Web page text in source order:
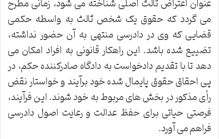
می گردد که حقوق یک شخص ثالث به واسطه حکمی
قضایی که وی در دادرسی منتهی به آن حضور نداشته،
تضییع شده باشد. این راهکار قانونی به افراد امکان می
دهد تا با تقدیم دادخواست به دادگاه صادرکننده حکم، در
پی احقاق حقوق پایمال شده خود برآیند و خواستار نقض
رأی مذکور در بخش های مربوط به خود شوند. این فرآیند،
فرصتی حیاتی برای حفظ عدالت و رعایت اصول دادرسی
فراهم می آورد.